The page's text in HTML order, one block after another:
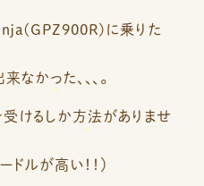
に乗りた
かった、、、。
けるしか方法がありませ
ルが高い！！）